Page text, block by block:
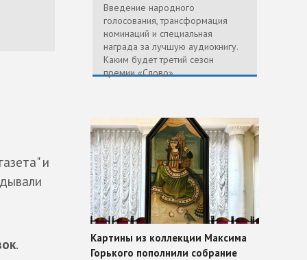
и
.
Введение народного
голосования, трансформация
номинаций и специальная
награда за лучшую аудиокнигу.
Каким будет третий сезон
премии «Слово»
Картины из коллекции Максима
Горького пополнили собрание